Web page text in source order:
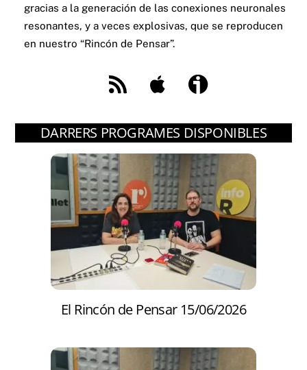
gracias a la generación de las conexiones neuronales
resonantes, y a veces explosivas, que se reproducen
en nuestro “Rincón de Pensar”.
Feed Apple Ivoox
DARRERS PROGRAMES DISPONIBLES
El Rincón de Pensar 15/06/2026